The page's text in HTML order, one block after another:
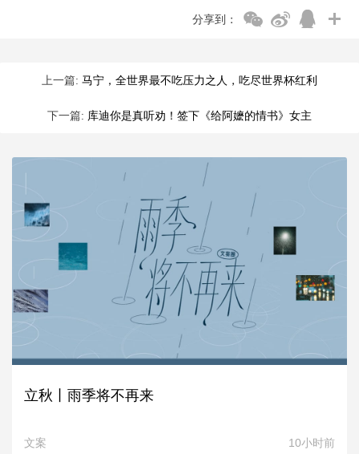
分享到：
上一篇: 马宁，全世界最不吃压力之人，吃尽世界杯红利
下一篇: 库迪你是真听劝！签下《给阿嬷的情书》女主
立秋丨雨季将不再来
文案 10小时前